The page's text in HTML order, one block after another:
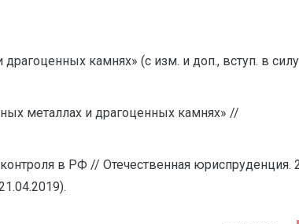
камнях» (с изм. и доп., вступ. в
металлах и драгоценных камнях» //
в РФ // Отечественная юриспруденция.